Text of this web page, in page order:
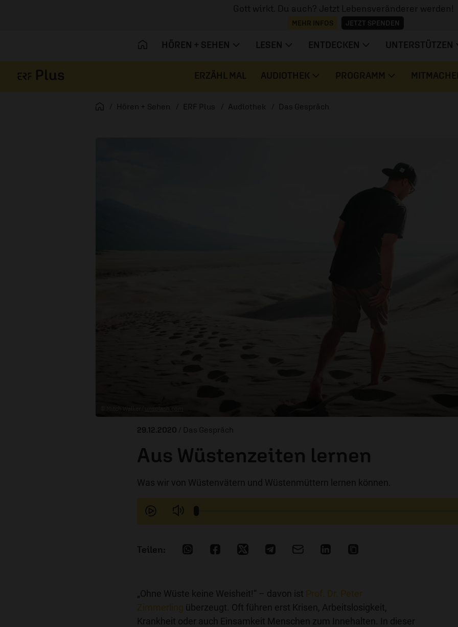
Gott wirkt. Du auch? Jetzt Lebensveränderer werden!
MEHR INFOS JETZT SPENDEN
HÖREN + SEHEN LESEN ENTDECKEN UNTERSTÜTZEN
ERZÄHL MAL AUDIOTHEK PROGRAMM
Startseite
Hören + Sehen ERF Plus Audiothek Das Gespräch
unsplash.com
29.12.2020 / Das Gespräch
Aus Wüstenzeiten lernen
Was wir von Wüstenvätern und Wüstenmüttern lernen können.
„Ohne Wüste keine Weisheit!“ – davon ist Prof. Dr. Peter
Zimmerling überzeugt. Oft führen erst Krisen, Arbeitslosigkeit,
Krankheit oder auch Einsamkeit Menschen zum Innehalten. In dieser